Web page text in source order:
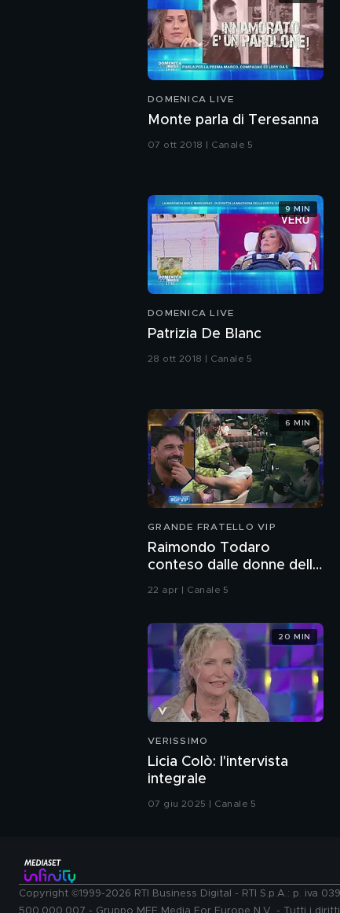
DOMENICA LIVE
Monte parla di Teresanna
07 ott 2018 | Canale 5
DOMENICA LIVE
Patrizia De Blanc
28 ott 2018 | Canale 5
9 MIN
GRANDE FRATELLO VIP
Raimondo Todaro
conteso dalle donne della
22 apr | Canale 5
6 MIN
VERISSIMO
Licia Colò: l'intervista
integrale
07 giu 2025 | Canale 5
20 MIN
Copyright ©1999-2026 RTI Business Digital - RTI S.p.A.: p. iva